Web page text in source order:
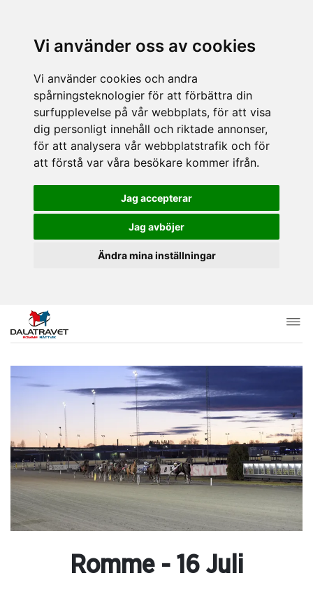
Vi använder oss av cookies
Vi använder cookies och andra
spårningsteknologier för att förbättra din
surfupplevelse på vår webbplats, för att visa
dig personligt innehåll och riktade annonser,
för att analysera vår webbplatstrafik och för
att förstå var våra besökare kommer ifrån.
Jag accepterar
Jag avböjer
Ändra mina inställningar
Romme - 16 Juli